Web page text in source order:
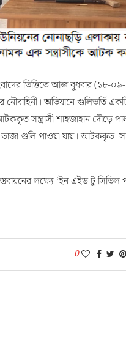
ভিত্তিতে আজ বুধবার (১৮-
নৌবাহিনী। অভিযানে গুলিভর্তি
সন্ত্রাসী শাহজাহান দৌড়ে
গুলি পাওয়া যায়। আটককৃত
লক্ষ্যে ‘ইন এইড টু
0